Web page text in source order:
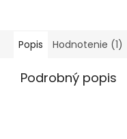
Popis Hodnotenie (1)
Podrobný popis